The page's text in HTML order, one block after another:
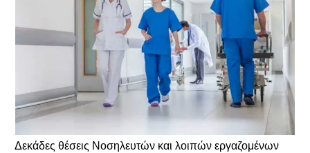
Δεκάδες θέσεις Νοσηλευτών και λοιπών εργαζομένων